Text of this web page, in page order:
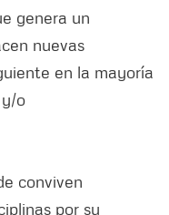
genera un
nuevas
en la mayoría
y/o
conviven
por su